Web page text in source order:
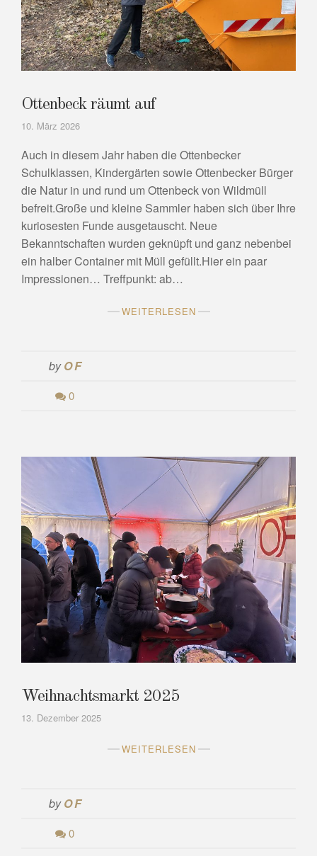
Ottenbeck räumt auf
10. März 2026
Auch in diesem Jahr haben die Ottenbecker
Schulklassen, Kindergärten sowie Ottenbecker Bürger
die Natur in und rund um Ottenbeck von Wildmüll
befreit.Große und kleine Sammler haben sich über Ihre
kuriosesten Funde ausgetauscht. Neue
Bekanntschaften wurden geknüpft und ganz nebenbei
ein halber Container mit Müll gefüllt.Hier ein paar
Impressionen… Treffpunkt: ab…
WEITERLESEN
byOF
0
Weihnachtsmarkt 2025
13. Dezember 2025
WEITERLESEN
byOF
0